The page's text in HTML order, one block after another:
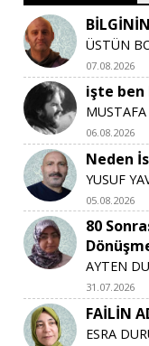
ÜSTÜN
07.08.2026
işte ben
MUSTAFA
06.08.2026
Neden
YUSUF
05.08.2026
80
AYTEN
31.07.2026
FAİLİN
ESRA